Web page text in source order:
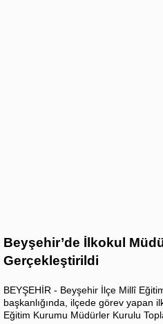
Beyşehir’de İlkokul
Gerçekleştirildi
BEYŞEHİR - Beyşehir İlçe Millî
başkanlığında, ilçede görev yapan
Eğitim Kurumu Müdürler Kurulu